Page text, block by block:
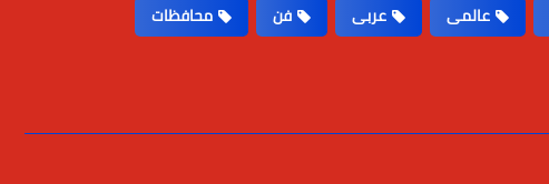
عالمى عربى فن
محافظات